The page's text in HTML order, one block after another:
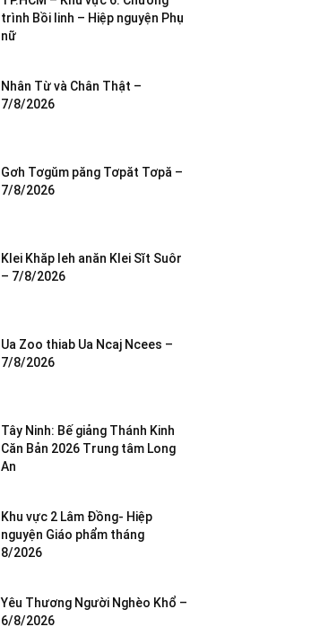
trình Bồi linh – Hiệp nguyện Phụ
nữ
Nhân Từ và Chân Thật –
7/8/2026
Gơh Tơgŭm păng Tơpăt Tơpă –
7/8/2026
Klei Khăp leh anăn Klei Sĭt Suôr
– 7/8/2026
Ua Zoo thiab Ua Ncaj Ncees –
7/8/2026
Tây Ninh: Bế giảng Thánh Kinh
Căn Bản 2026 Trung tâm Long
An
Khu vực 2 Lâm Đồng- Hiệp
nguyện Giáo phẩm tháng
8/2026
Yêu Thương Người Nghèo Khổ –
6/8/2026